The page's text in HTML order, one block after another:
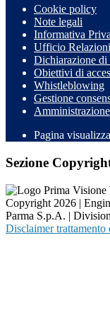
Cookie policy
Note legali
Informativa
Ufficio
Dichiarazione di
Obiettivi di
Whistleblowing
Gestione
Pagina
Sezione
Copyright 2026 |
Parma S.p.A. |
Disclaimer trattamento